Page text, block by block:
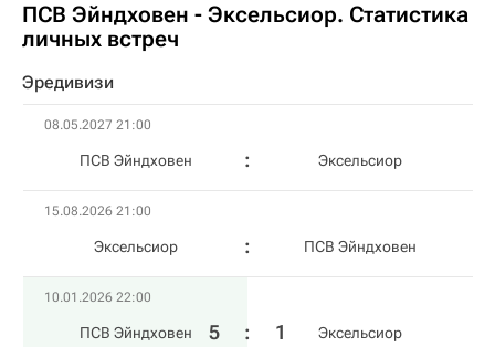
ПСВ Эйндховен - Эксельсиор. Статистика
личных встреч
Эредивизи
08.05.2027 21:00
ПСВ Эйндховен Эксельсиор
15.08.2026 21:00
Эксельсиор ПСВ Эйндховен
10.01.2026 22:00
ПСВ Эйндховен 5 : 1 Эксельсиор